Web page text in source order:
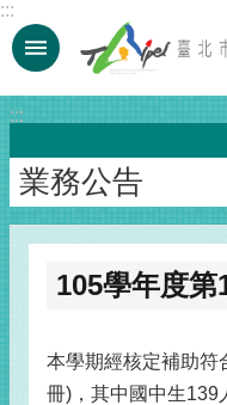
跳到主要內容區塊
:::
:::
業務公告
105學年度
本學期經核定補助符
冊)，其中國中生139